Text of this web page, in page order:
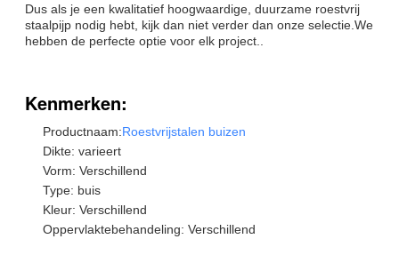
Dus als je een kwalitatief hoogwaardige, duurzame roestvrij
staalpijp nodig hebt, kijk dan niet verder dan onze selectie.We
hebben de perfecte optie voor elk project..
Kenmerken:
Productnaam:Roestvrijstalen buizen
Dikte: varieert
Vorm: Verschillend
Type: buis
Kleur: Verschillend
Oppervlaktebehandeling: Verschillend